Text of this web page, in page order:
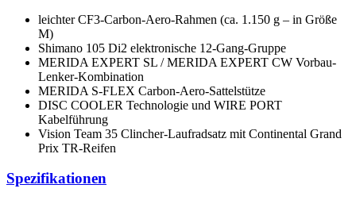
leichter CF3-Carbon-Aero-Rahmen (ca. 1.150 g – in Größe
M)
Shimano 105 Di2 elektronische 12-Gang-Gruppe
MERIDA EXPERT SL / MERIDA EXPERT CW Vorbau-
Lenker-Kombination
MERIDA S-FLEX Carbon-Aero-Sattelstütze
DISC COOLER Technologie und WIRE PORT
Kabelführung
Vision Team 35 Clincher-Laufradsatz mit Continental Grand
Prix TR-Reifen
Spezifikationen